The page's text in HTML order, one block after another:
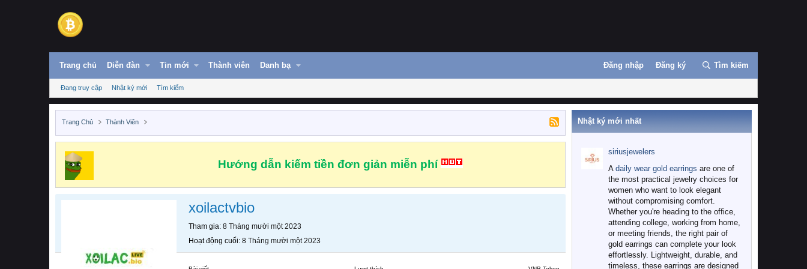
Trang chủ Diễn đàn Tin mới Thành viên Danh bạ Đăng nhập Đăng ký Tìm kiếm
Đang truy cập Nhật ký mới Tìm kiếm
Trang Chủ Thành Viên
Hướng dẫn kiếm tiền đơn giản miễn phí
xoilactvbio
Tham gia 8 Tháng mười một 2023
Hoạt động cuối 8 Tháng mười một 2023
Nhật ký mới nhất
siriusjewelers
A daily wear gold earrings are one of
the most practical jewelry choices for
women who want to look elegant
without compromising comfort.
Whether you're heading to the office,
attending college, working from home,
or meeting friends, the right pair of
gold earrings can complete your look
effortlessly. Lightweight, durable, and
timeless, these earrings are designed